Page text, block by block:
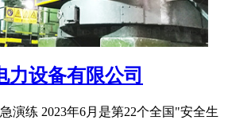
力设备有限公司
演练 2023年6月是第22个全国"安全生